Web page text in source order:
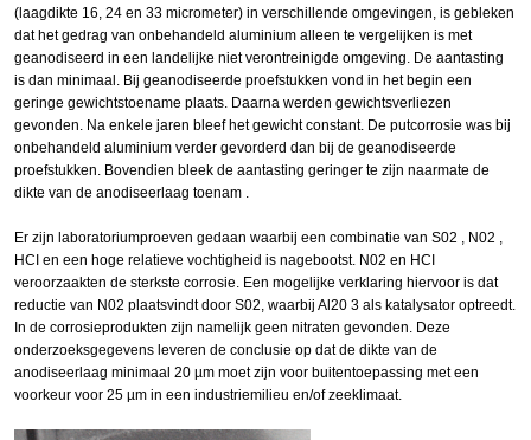
(laagdikte 16, 24 en 33 micrometer) in verschillende omgevingen, is gebleken
dat het gedrag van onbehandeld aluminium alleen te vergelijken is met
geanodiseerd in een landelijke niet verontreinigde omgeving. De aantasting
is dan minimaal. Bij geanodiseerde proefstukken vond in het begin een
geringe gewichtstoename plaats. Daarna werden gewichtsverliezen
gevonden. Na enkele jaren bleef het gewicht constant. De putcorrosie was bij
onbehandeld aluminium verder gevorderd dan bij de geanodiseerde
proefstukken. Bovendien bleek de aantasting geringer te zijn naarmate de
dikte van de anodiseerlaag toenam .
Er zijn laboratoriumproeven gedaan waarbij een combinatie van S02 , N02 ,
HCI en een hoge relatieve vochtigheid is nagebootst. N02 en HCI
veroorzaakten de sterkste corrosie. Een mogelijke verklaring hiervoor is dat
reductie van N02 plaatsvindt door S02, waarbij Al20 3 als katalysator optreedt.
In de corrosieprodukten zijn namelijk geen nitraten gevonden. Deze
onderzoeksgegevens leveren de conclusie op dat de dikte van de
anodiseerlaag minimaal 20 µm moet zijn voor buitentoepassing met een
voorkeur voor 25 µm in een industriemilieu en/of zeeklimaat.